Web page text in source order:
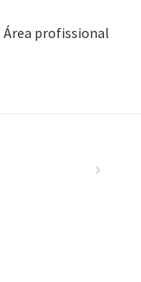
Área profissional